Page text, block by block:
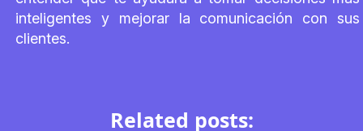
inteligentes y mejorar la comunicación con sus
clientes.
Related posts: